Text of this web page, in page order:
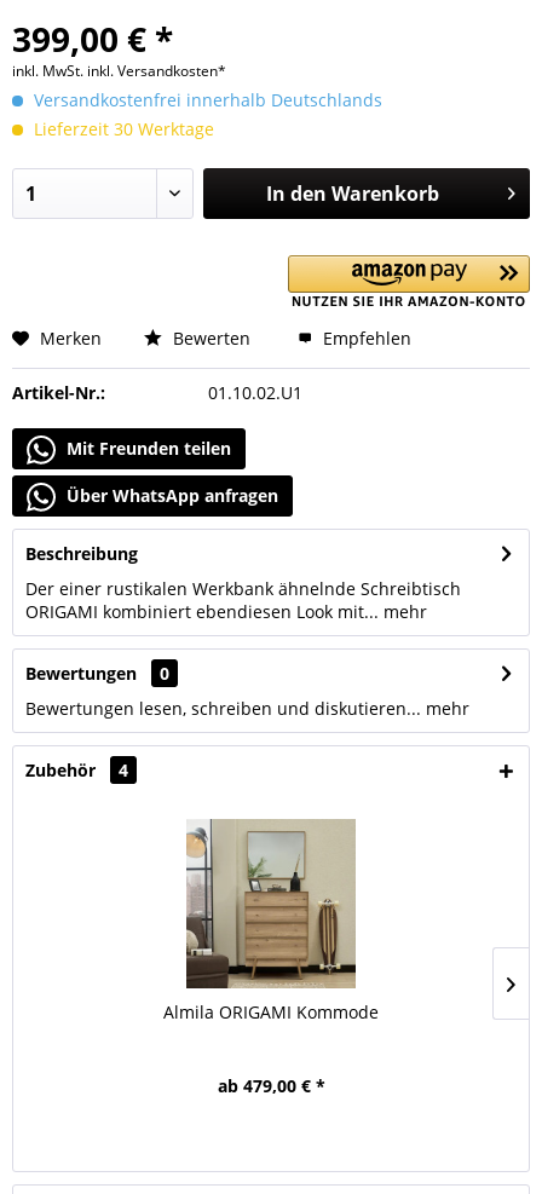
399,00 € *
inkl. MwSt. inkl. Versandkosten*
Versandkostenfrei innerhalb Deutschlands
Lieferzeit 30 Werktage
In den Warenkorb
Merken Bewerten Empfehlen
Artikel-Nr.: 01.10.02.U1
Mit Freunden teilen
Über WhatsApp anfragen
Beschreibung
Der einer rustikalen Werkbank ähnelnde Schreibtisch
ORIGAMI kombiniert ebendiesen Look mit... mehr
Bewertungen
0
Bewertungen lesen, schreiben und diskutieren... mehr
Zubehör 4
Almila ORIGAMI Kommode
ab 479,00 € *